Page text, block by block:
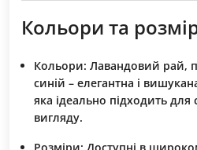
Кольори та
Кольори: Лавандовий рай,
синій – елегантна і
яка ідеально підходить
вигляду.